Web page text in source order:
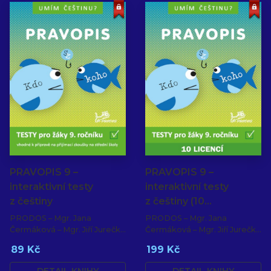
PRAVOPIS 9 –
interaktivní testy
z češtiny
PRODOS – Mgr. Jana
Čermáková – Mgr. Jiří Jurečka
89 Kč
PRAVOPIS 9 –
interaktivní testy
z češtiny (10…
PRODOS – Mgr. Jana
Čermáková – Mgr. Jiří Jurečka
199 Kč